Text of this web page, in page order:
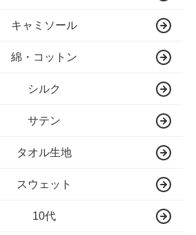
キャミソール
綿・コットン
シルク
サテン
タオル生地
スウェット
10代